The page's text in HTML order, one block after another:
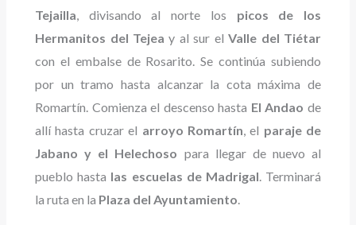
Tejailla, divisando al norte los picos de los
Hermanitos del Tejea y al sur elValle del Tiétar
con el embalse de Rosarito. Se continúa subiendo
por un tramo hasta alcanzar la cota máxima de
Romartín. Comienza el descenso hasta El Andao de
allí hasta cruzar el arroyo Romartín, el paraje de
Jabano y el Helechoso para llegar de nuevo al
pueblo hasta las escuelas de Madrigal. Terminará
la ruta en la Plaza del Ayuntamiento.